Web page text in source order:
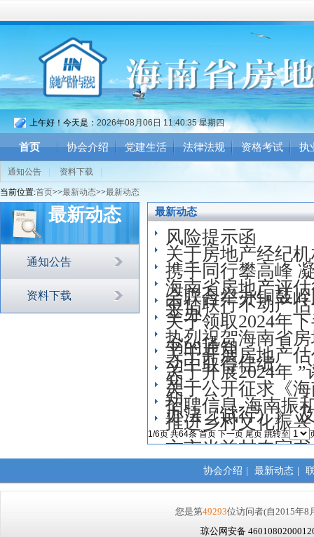
上午好！今天是： 2026年08月06日 11:40:36 星期四
首页 协会介绍 党建生活 法律法规 资格考试 执
通知公告 资料下载
当前位置:首页>>最新动态>>最新动态
最新动态
通知公告
资料下载
最新动态
风险提示函
关于房地产经纪
携手同行攀高峰
会联合举办铜鼓
海南省房地产评
举办
中估联行不动产
关于领取2024年
书的通知
热烈祝贺海南省
动中取得佳绩
关于开展房地产
知
关于开展2024年
知
关于公开征求《
办法（试行）》
招聘信息-海南振
推进乡村文化振
方市光益村农家
1/6页 共64条首页 下一页 尾页 跳转至
协会介绍 最新动态
您是第49293位访问者(自2015年8
琼公网安备